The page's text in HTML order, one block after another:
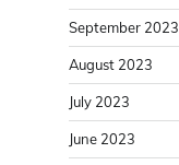
September 2023
August 2023
July 2023
June 2023